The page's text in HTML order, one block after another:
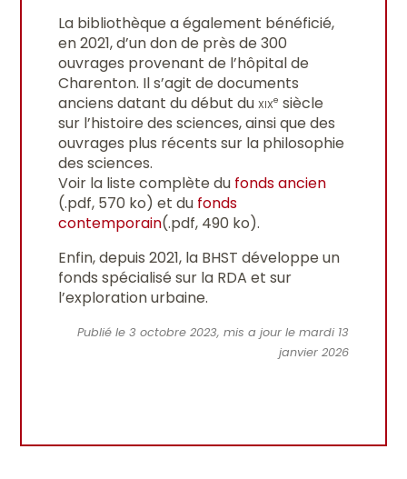
La bibliothèque a également bénéficié,
en 2021, d’un don de près de 300
ouvrages provenant de l’hôpital de
Charenton. Il s’agit de documents
anciens datant du début duxixe siècle
sur l’histoire des sciences, ainsi que des
ouvrages plus récents sur la philosophie
des sciences.
Voir la liste complète du fonds ancien
(.pdf, 570 ko) et du fonds
contemporain(.pdf, 490 ko).
Enfin, depuis 2021, la BHST développe un
fonds spécialisé sur la RDA et sur
l’exploration urbaine.
Publié le 3 octobre 2023, mis a jour le mardi 13
janvier 2026